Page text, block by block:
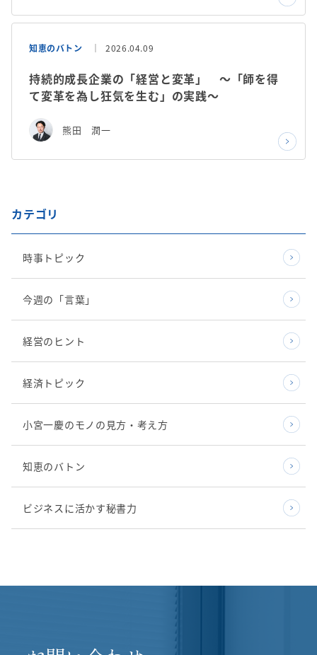
知恵のバトン 2026.04.09
持続的成長企業の「経営と変革」 ～「師を得
て変革を為し狂気を生む」の実践～
熊田 潤一
カテゴリ
時事トピック
今週の「言葉」
経営のヒント
経済トピック
小宮一慶のモノの見方・考え方
知恵のバトン
ビジネスに活かす秘書力